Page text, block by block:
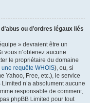
ou d’ordres légaux liés
» devraient être un
vous n’obtenez aucune
le propriétaire du domaine
une requête WHOIS), ou, si
Yahoo, Free, etc.), le service
n’a absolument aucune
responsable de comment,
phpBB Limited pour tout